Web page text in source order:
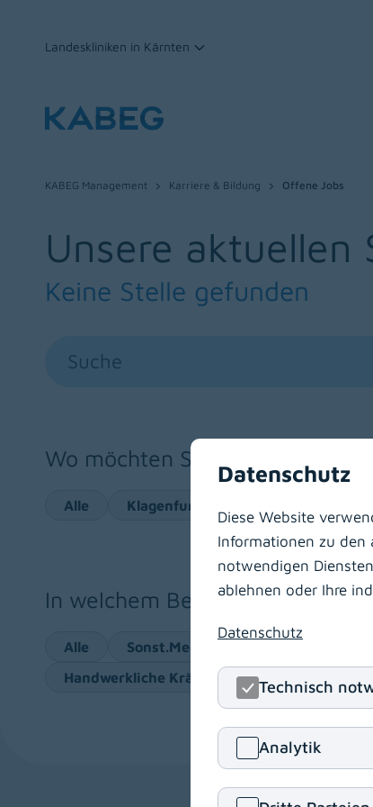
Landeskliniken in Kärnten
KABEG Management Karriere & Bildung Offene Jobs
Unsere aktuellen
Keine Stelle gefunden
Wo möchten Sie arbeiten?
Alle Klagenfurt am Wörthersee
In welchem Bereich möchten
Alle Sonst.Med.Akadem. Personal
Handwerkliche Kräfte
Pflegeberufe
Datenschutz
Diese Website
Informationen zu den
notwendigen
ablehnen oder Ihre
Datenschutz
Technisch
Analytik